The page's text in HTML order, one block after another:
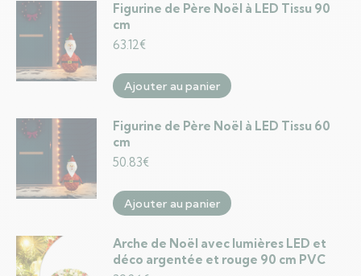
Figurine de Père Noël à LED Tissu 90
cm
63.12€
Ajouter au panier
Figurine de Père Noël à LED Tissu 60
cm
50.83€
Ajouter au panier
Arche de Noël avec lumières LED et
déco argentée et rouge 90 cm PVC